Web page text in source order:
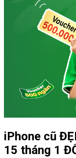
iPhone cũ
15 tháng 1